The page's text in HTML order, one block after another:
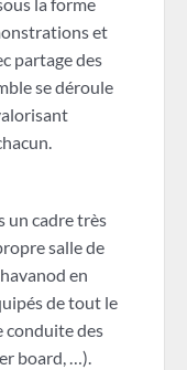
la forme
et
partage des
se déroule
un cadre très
salle de
en
de tout le
conduite des
board, …).